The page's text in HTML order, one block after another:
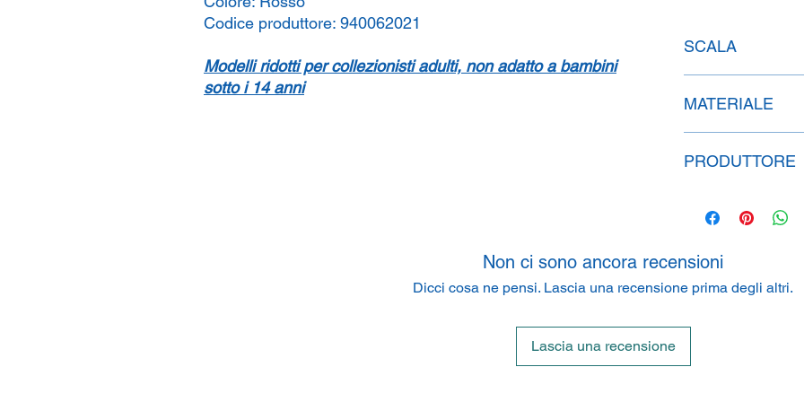
Codice produttore: 940062021
Modelli ridotti per collezionisti adulti, non adatto a bambini
sotto i 14 anni
SCALA
MATERIALE
PRODUTTORE
P.O. BOX 50 05 04,
Non ci sono ancora recensioni
Dicci cosa ne pensi. Lascia una recensione prima degli altri.
Lascia una recensione